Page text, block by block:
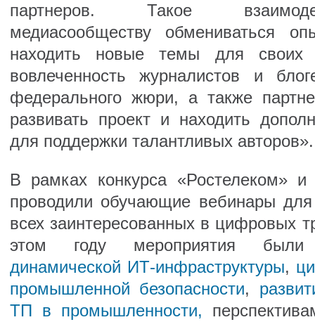
партнеров. Такое
медиасообществу обмениваться
находить новые темы для своих
вовлеченность журналистов и
федерального жюри, а также
развивать проект и находить
для поддержки талантливых авторов».
В рамках конкурса «Ростелеком» и
проводили обучающие вебинары
всех заинтересованных в цифровых
этом году мероприятия
динамической ИТ-инфраструктуры,
промышленной безопасности,
ТП в промышленности,